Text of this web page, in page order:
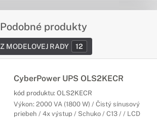
Podobné produkty
Z MODELOVEJ RADY 12
CyberPower UPS OLS2KECR
kód produktu: OLS2KECR
Výkon: 2000 VA (1800 W) / Čistý sínusový
priebeh / 4x výstup / Schuko / C13 / / LCD